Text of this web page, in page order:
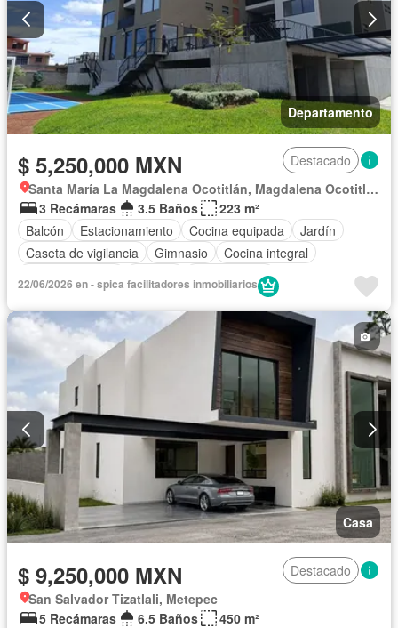
Departamento
$ 5,250,000 MXN
Destacado
Santa María La Magdalena Ocotitlán, Magdalena Ocotitlán
3 Recámaras
3.5 Baños
223 m²
Balcón
Estacionamiento Cocina equipada
Jardín
Caseta de vigilancia
Gimnasio
Cocina integral
Sin amueblar
22/06/2026 en - spica facilitadores inmobiliarios
Casa
$ 9,250,000 MXN
Destacado
San Salvador Tizatlali, Metepec
5 Recámaras
6.5 Baños
450 m²